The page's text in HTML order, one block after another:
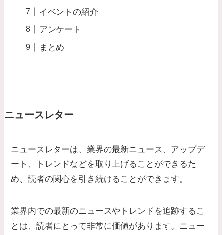
イベントの紹介
アンケート
まとめ
ニュースレター
ニュースレターは、業界の最新ニュース、アップデ
ート、トレンドなどを取り上げることができるた
め、読者の関心を引き続けることができます。
業界内での最新のニュースやトレンドを追跡するこ
とは、読者にとって非常に価値があります。 ニュー